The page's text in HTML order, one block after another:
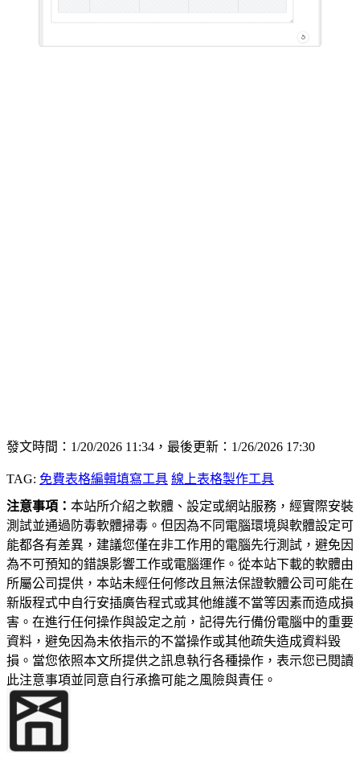
發文時間：1/20/2026 11:34，最後更新：1/26/2026 17:30
TAG: 免費表格編輯填寫工具 線上表格製作工具
注意事項： 本站所介紹之軟體、設定或網站服務，經實際安裝
測試並通過防毒軟體掃毒。但因為不同電腦環境與軟體設定可
能都各有差異，建議您僅在非工作用的電腦先行測試，避免因
為不可預知的錯誤影響工作或電腦運作。從本站下載的軟體由
所屬公司提供，本站未經任何修改且無法保證軟體公司可能在
新版程式中自行安插廣告程式或其他維護不當等因素而造成損
害。在進行任何操作與設定之前，記得先行備份電腦中的重要
資料，避免因為未依指示的不當操作或其他疏失造成資料毀
損。當您依照本文所提供之訊息執行各種操作，表示您已閱讀
此注意事項並同意自行承擔可能之風險與責任。